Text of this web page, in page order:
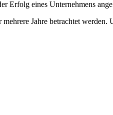
Erfolg eines Unternehmens
Jahre betrachtet werden.